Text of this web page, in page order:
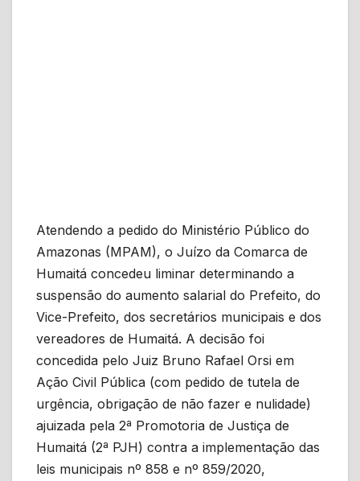
Atendendo a pedido do Ministério Público do
Amazonas (MPAM), o Juízo da Comarca de
Humaitá concedeu liminar determinando a
suspensão do aumento salarial do Prefeito, do
Vice-Prefeito, dos secretários municipais e dos
vereadores de Humaitá. A decisão foi
concedida pelo Juiz Bruno Rafael Orsi em
Ação Civil Pública (com pedido de tutela de
urgência, obrigação de não fazer e nulidade)
ajuizada pela 2ª Promotoria de Justiça de
Humaitá (2ª PJH) contra a implementação das
leis municipais nº 858 e nº 859/2020,